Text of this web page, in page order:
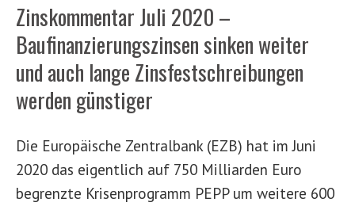
Zinskommentar Juli 2020 –
Baufinanzierungszinsen sinken weiter
und auch lange Zinsfestschreibungen
werden günstiger
Die Europäische Zentralbank (EZB) hat im Juni
2020 das eigentlich auf 750 Milliarden Euro
begrenzte Krisenprogramm PEPP um weitere 600